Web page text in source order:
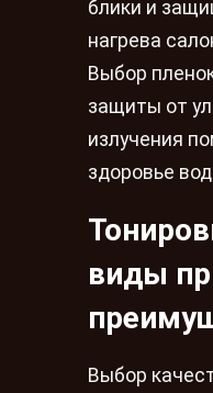
блики и
нагрева
Выбор
защиты от
излучения
здоровье
виды
Выбор